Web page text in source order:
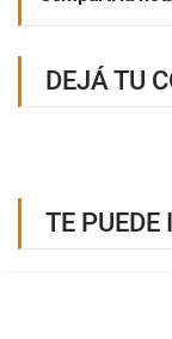
DEJÁ TU
TE PUEDE